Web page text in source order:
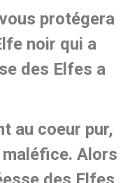
protégera
noir qui a
des Elfes a
au coeur pur,
Alors